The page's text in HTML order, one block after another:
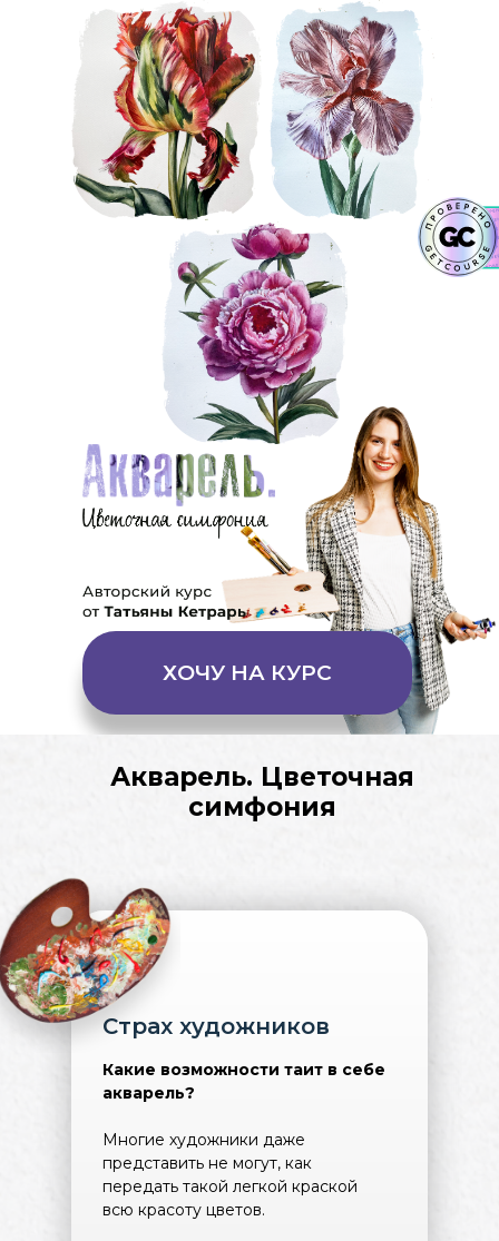
ХОЧУ НА КУРС
Акварель. Цветочная
симфония
Страх художников
Какие возможности таит в себе
акварель?
Многие художники даже
представить не могут, как
передать такой легкой краской
всю красоту цветов.